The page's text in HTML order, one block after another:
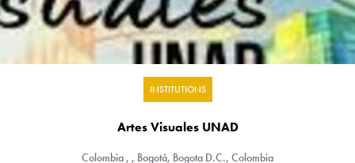
INSTITUTIONS
Artes Visuales UNAD
Colombia , , Bogotá, Bogota D.C., Colombia